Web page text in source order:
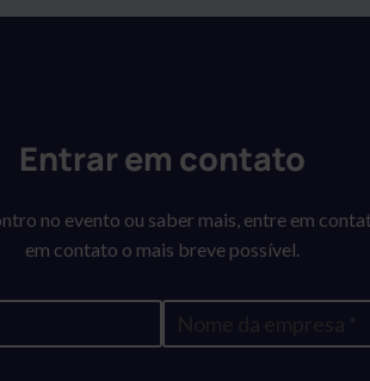
Entrar em contato
no evento ou saber mais, entre em
em contato o mais breve possível.